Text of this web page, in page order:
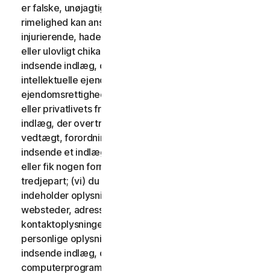
er falske, unøjagtige eller vildledende og/eller med
rimelighed kan anses for at være ærekrænkende,
injurierende, hadefulde, stødende, ulovligt truende
eller ulovligt chikanerende for nogen; (iii) du vil ikke
indsende indlæg, der krænker en tredjeparts
intellektuelle ejendomsrettigheder eller andre
ejendomsrettigheder eller rettigheder til offentlighed
eller privatlivets fred; (iv) du vil ikke indsende et
indlæg, der overtræder nogen gældende lov,
vedtægt, forordning eller forskrift; (v) du vil ikke
indsende et indlæg, som du blev kompenseret for
eller fik nogen form for vederlag for af nogen
tredjepart; (vi) du vil ikke indsende indlæg, der
indeholder oplysninger, der refererer til andre
websteder, adresser, mailadresser,
kontaktoplysninger, telefonnumre eller andre
personlige oplysninger for nogen; og (vii) du vil ikke
indsende indlæg, der indeholder potentielt skadelige
computerprogrammer eller filer.